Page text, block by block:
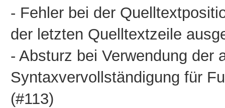
- Fehler bei der
der letzten Quelltextzeile
- Absturz bei Verwendung der
Syntaxvervollständigung für
(#113)